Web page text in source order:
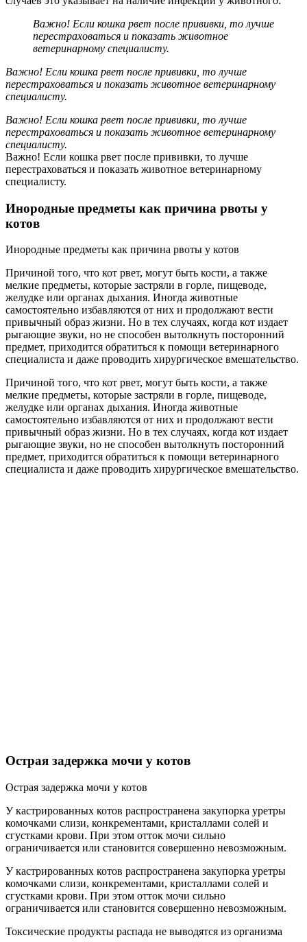
Важно! Если кошка рвет после прививки, то лучше
перестраховаться и показать животное
ветеринарному специалисту.
Важно! Если кошка рвет после прививки, то лучше
перестраховаться и показать животное ветеринарному
специалисту.
Важно! Если кошка рвет после прививки, то лучше
перестраховаться и показать животное ветеринарному
специалисту.
Важно! Если кошка рвет после прививки, то лучше
перестраховаться и показать животное ветеринарному
специалисту.
Инородные предметы как причина рвоты у
котов
Инородные предметы как причина рвоты у котов
Причиной того, что кот рвет, могут быть кости, а также
мелкие предметы, которые застряли в горле, пищеводе,
желудке или органах дыхания. Иногда животные
самостоятельно избавляются от них и продолжают вести
привычный образ жизни. Но в тех случаях, когда кот издает
рыгающие звуки, но не способен вытолкнуть посторонний
предмет, приходится обратиться к помощи ветеринарного
специалиста и даже проводить хирургическое вмешательство.
Причиной того, что кот рвет, могут быть кости, а также
мелкие предметы, которые застряли в горле, пищеводе,
желудке или органах дыхания. Иногда животные
самостоятельно избавляются от них и продолжают вести
привычный образ жизни. Но в тех случаях, когда кот издает
рыгающие звуки, но не способен вытолкнуть посторонний
предмет, приходится обратиться к помощи ветеринарного
специалиста и даже проводить хирургическое вмешательство.
Острая задержка мочи у котов
Острая задержка мочи у котов
У кастрированных котов распространена закупорка уретры
комочками слизи, конкрементами, кристаллами солей и
сгустками крови. При этом отток мочи сильно
ограничивается или становится совершенно невозможным.
У кастрированных котов распространена закупорка уретры
комочками слизи, конкрементами, кристаллами солей и
сгустками крови. При этом отток мочи сильно
ограничивается или становится совершенно невозможным.
Токсические продукты распада не выводятся из организма